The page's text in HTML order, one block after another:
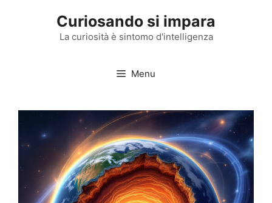
Curiosando si impara
La curiosità è sintomo d'intelligenza
Menu